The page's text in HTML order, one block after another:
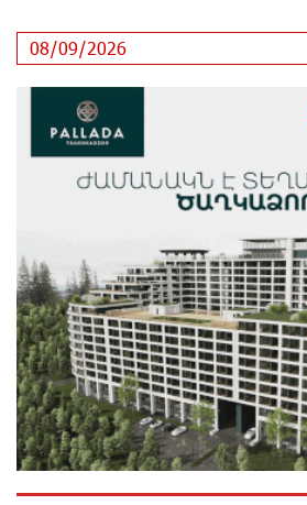
Khachaturian Rooftop Grand
IDBank
Ucom’s Sales and Service
Scholarship recipients of the
Program participated in the
Music Festival in Estonia,
international stage
Ucom Supports the Installation
Plant at the Vayk Sports School